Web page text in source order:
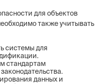
для объектов
также учитывать
системы для
стандартам
данных и